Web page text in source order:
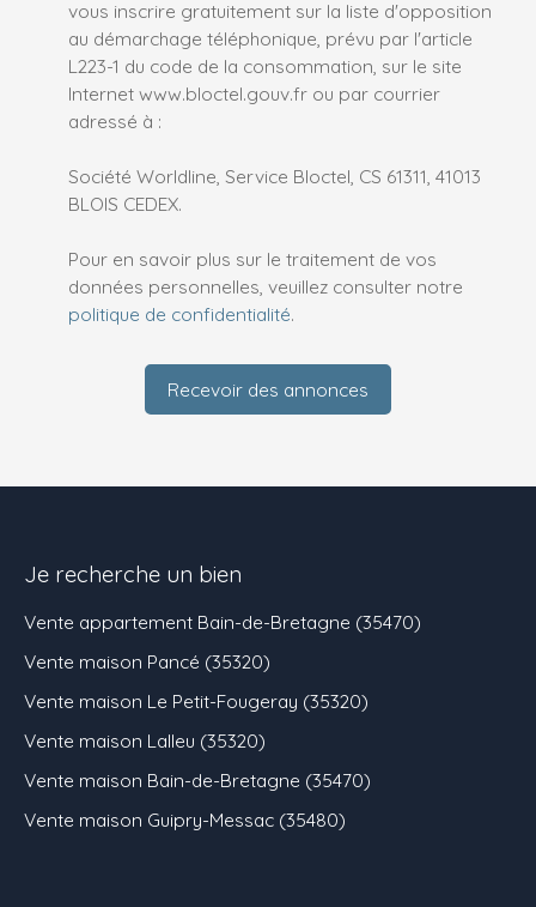
vous inscrire gratuitement sur la liste d'opposition
au démarchage téléphonique, prévu par l'article
L223-1 du code de la consommation, sur le site
Internet www.bloctel.gouv.fr ou par courrier
adressé à :
Société Worldline, Service Bloctel, CS 61311, 41013
BLOIS CEDEX.
Pour en savoir plus sur le traitement de vos
données personnelles, veuillez consulter notre
politique de confidentialité.
Recevoir des annonces
Je recherche un bien
Vente appartement Bain-de-Bretagne (35470)
Vente maison Pancé (35320)
Vente maison Le Petit-Fougeray (35320)
Vente maison Lalleu (35320)
Vente maison Bain-de-Bretagne (35470)
Vente maison Guipry-Messac (35480)